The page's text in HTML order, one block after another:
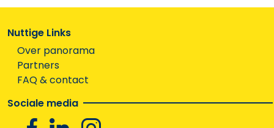
Nuttige Links
Over panorama
Partners
FAQ & contact
Sociale media
FacebookLinkedin